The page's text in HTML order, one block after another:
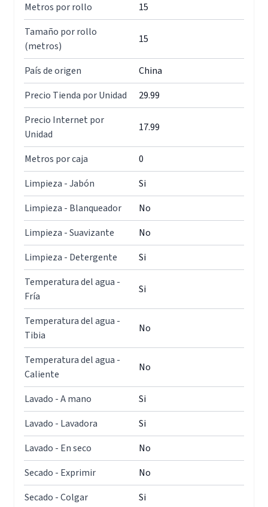
Metros por rollo
15
Tamaño por rollo
(metros)
15
País de origen
China
Precio Tienda por Unidad
29.99
Precio Internet por
Unidad
17.99
Metros por caja
0
Limpieza - Jabón
Si
Limpieza - Blanqueador
No
Limpieza - Suavizante
No
Limpieza - Detergente
Si
Temperatura del agua -
Fría
Si
Temperatura del agua -
Tibia
No
Temperatura del agua -
Caliente
No
Lavado - A mano
Si
Lavado - Lavadora
Si
Lavado - En seco
No
Secado - Exprimir
No
Secado - Colgar
Si